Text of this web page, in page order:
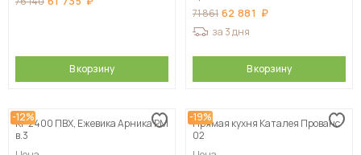
В корзину
71 861 62 881
за 3 дня
В корзину
-12%
КГ 2400 ПВХ, Ежевика Арника РМ
в.3
-19%
Прямая кухня Каталея Прованс
02